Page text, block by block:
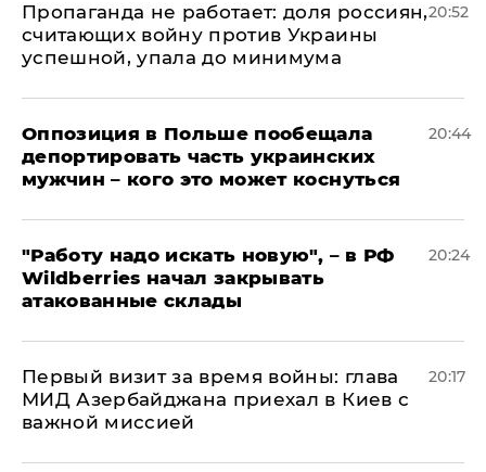
​Пропаганда не работает: доля россиян,
считающих войну против Украины
успешной, упала до минимума
20:52
Оппозиция в Польше пообещала
депортировать часть украинских
мужчин – кого это может коснуться
20:44
"Работу надо искать новую", – в РФ
Wildberries начал закрывать
атакованные склады
20:24
Первый визит за время войны: глава
МИД Азербайджана приехал в Киев с
важной миссией
20:17